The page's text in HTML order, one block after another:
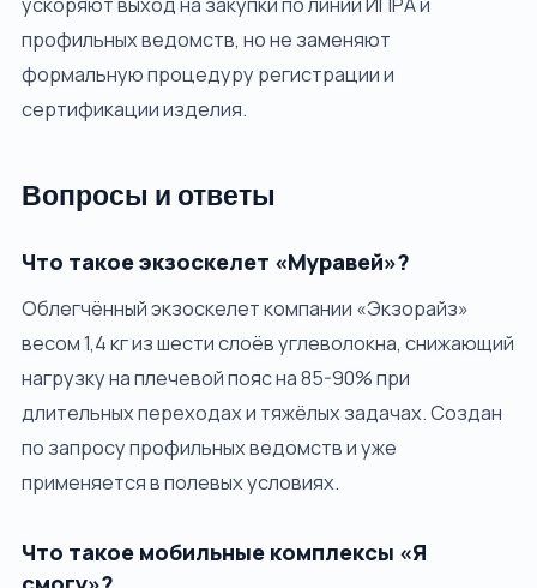
профильных ведомств, но не заменяют
формальную процедуру регистрации и
сертификации изделия.
Вопросы и ответы
Что такое экзоскелет «Муравей»?
Облегчённый экзоскелет компании «Экзорайз»
весом 1,4 кг из шести слоёв углеволокна, снижающий
нагрузку на плечевой пояс на 85-90% при
длительных переходах и тяжёлых задачах. Создан
по запросу профильных ведомств и уже
применяется в полевых условиях.
Что такое мобильные комплексы «Я